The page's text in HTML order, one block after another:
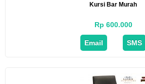
Kursi Bar Murah
Rp 600.000
Email SMS